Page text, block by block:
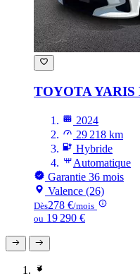
TOYOTA YARIS
2024
29 218 km
Hybride
Automatique
Garantie 36 mois
Valence (26)
Dès278 €/mois
ou 19 290 €